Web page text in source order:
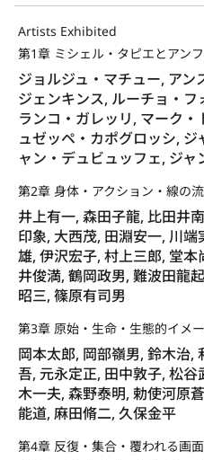
Artists Exhibited
第1章 ミシェル・タピエとアン
ジョルジュ・マチュー, アン
ジェンキンス, ルーチョ・
ランコ・ガレッリ, マーク
ュゼッペ・カポグロッシ,
ャン・デュビュッフェ, ジャ
第2章 身体・アクション・線の
井上有一, 森田子龍, 比田井
印象, 大西茂, 田淵安一, 川
雄, 伊沢宏子, 村上三郎, 堂
井俊満, 鶴岡政男, 難波田龍
昭三, 篠原有司男
第3章 原始・生命・生態的イメ
岡本太郎, 岡部嶺男, 鈴木治,
吾, 元永定正, 田中敦子, 松
木一夫, 森野泰明, 勅使河原
能道, 麻田脩二, 久保金平
第4章 反復・集合・覆われる画面